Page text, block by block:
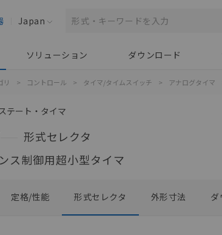
Japan
ソリューション ダウンロード
リ > コントロール > タイマ/タイムスイッチ > アナログタイマ
テート・タイマ
形式セレクタ
ス制御用超小型タイマ
定格/性能 形式セレクタ 外形寸法 ダ